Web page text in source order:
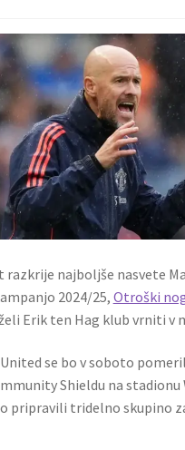
razkrije najboljše nasvete
2024/25, Otroški
Erik ten Hag klub vrniti v
se bo v soboto
Shieldu na stadionu
pripravili tridelno skupino